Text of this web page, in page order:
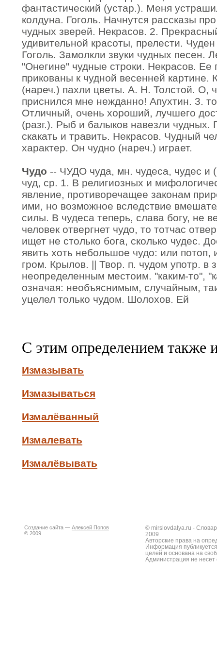
фантастический (устар.). Меня
колдуна. Гоголь. Начнутся рассказы
чудных зверей. Некрасов. 2.
удивительной красоты, прелести.
Гоголь. Замолкли звуки чудных песен.
"Онегине" чудные строки. Некрасов.
прикованы к чудной весенней картине.
(нареч.) пахли цветы. А. Н. Толстой. О,
приснился мне нежданно! Апухтин. 3.
Отличный, очень хороший, лучшего
(разг.). Рыб и балыков навезли чудных.
скакать и травить. Некрасов. Чудный
характер. Он чудно (нареч.) играет.
Чудо -- ЧУДО чуда, мн. чудеса, чудес и
чуд, ср. 1. В религиозных и
явление, противоречащее законам
ими, но возможное вследствие
силы. В чудеса теперь, слава богу, не
человек отвергнет чудо, то тотчас
ищет не столько бога, сколько чудес.
явить хоть небольшое чудо: или потоп,
гром. Крылов. || Твор. п. чудом употр. в
неопределенным местоим. "каким-то",
означая: необъяснимым, случайным,
уцелел только чудом. Шолохов. Ей
С этим определением также
Измазывать
Измазываться
Измалёванный
Измалевать
Измалёвывать
Создание сайта — Алексей Попов
© 2009
© mirslovdalya.ru -
2009
Авторские права на
Информация
целей и основана на
Администрация не несет